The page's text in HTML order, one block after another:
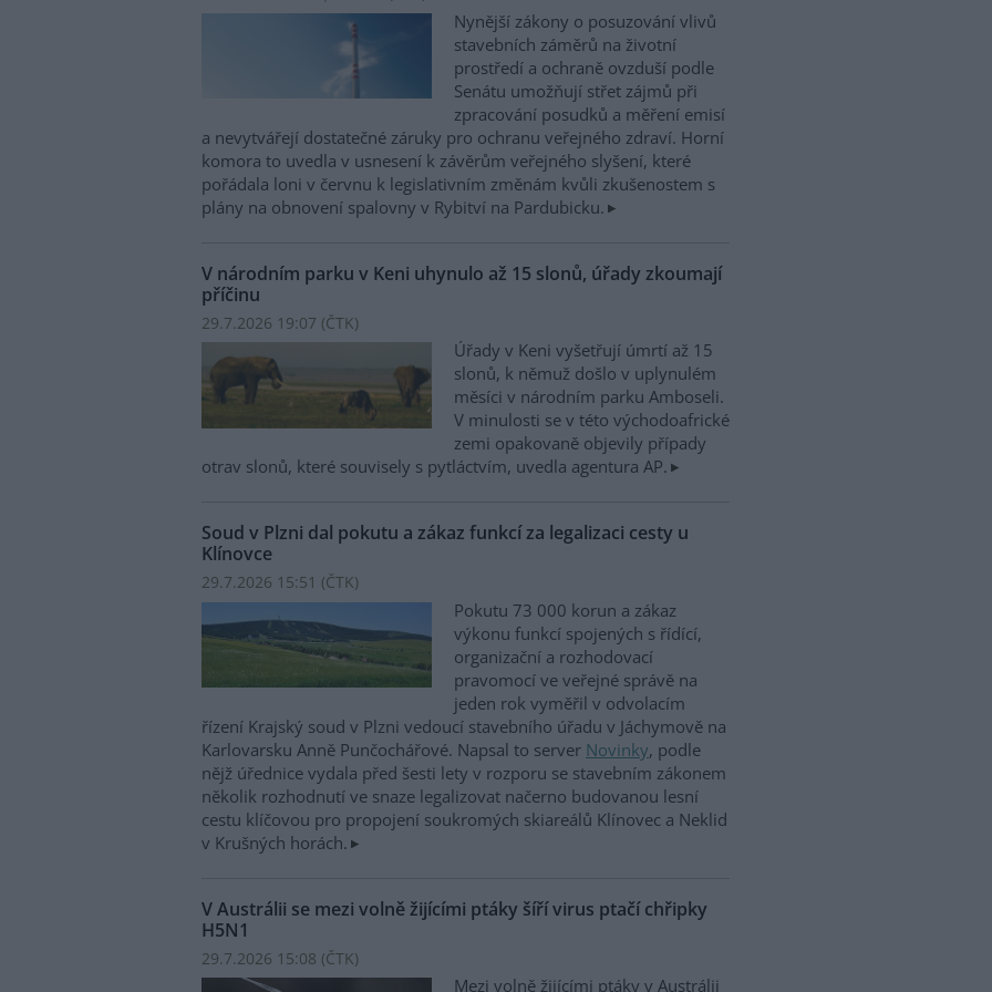
Nynější zákony o posuzování vlivů
stavebních záměrů na životní
prostředí a ochraně ovzduší podle
Senátu umožňují střet zájmů při
zpracování posudků a měření emisí
a nevytvářejí dostatečné záruky pro ochranu veřejného zdraví. Horní
komora to uvedla v usnesení k závěrům veřejného slyšení, které
pořádala loni v červnu k legislativním změnám kvůli zkušenostem s
plány na obnovení spalovny v Rybitví na Pardubicku.
V národním parku v Keni uhynulo až 15 slonů, úřady zkoumají
příčinu
29.7.2026 19:07 (ČTK)
Úřady v Keni vyšetřují úmrtí až 15
slonů, k němuž došlo v uplynulém
měsíci v národním parku Amboseli.
V minulosti se v této východoafrické
zemi opakovaně objevily případy
otrav slonů, které souvisely s pytláctvím, uvedla agentura AP.
Soud v Plzni dal pokutu a zákaz funkcí za legalizaci cesty u
Klínovce
29.7.2026 15:51 (ČTK)
Pokutu 73 000 korun a zákaz
výkonu funkcí spojených s řídící,
organizační a rozhodovací
pravomocí ve veřejné správě na
jeden rok vyměřil v odvolacím
řízení Krajský soud v Plzni vedoucí stavebního úřadu v Jáchymově na
Karlovarsku Anně Punčochářové. Napsal to server Novinky, podle
nějž úřednice vydala před šesti lety v rozporu se stavebním zákonem
několik rozhodnutí ve snaze legalizovat načerno budovanou lesní
cestu klíčovou pro propojení soukromých skiareálů Klínovec a Neklid
v Krušných horách.
V Austrálii se mezi volně žijícími ptáky šíří virus ptačí chřipky
H5N1
29.7.2026 15:08 (ČTK)
Mezi volně žijícími ptáky v Austrálii